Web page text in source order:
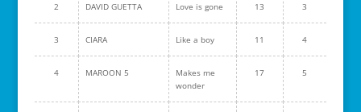
2 DAVID GUETTA Love is gone 13 3
3 CIARA Like a boy 11 4
4 MAROON 5
Makes me
wonder
17 5